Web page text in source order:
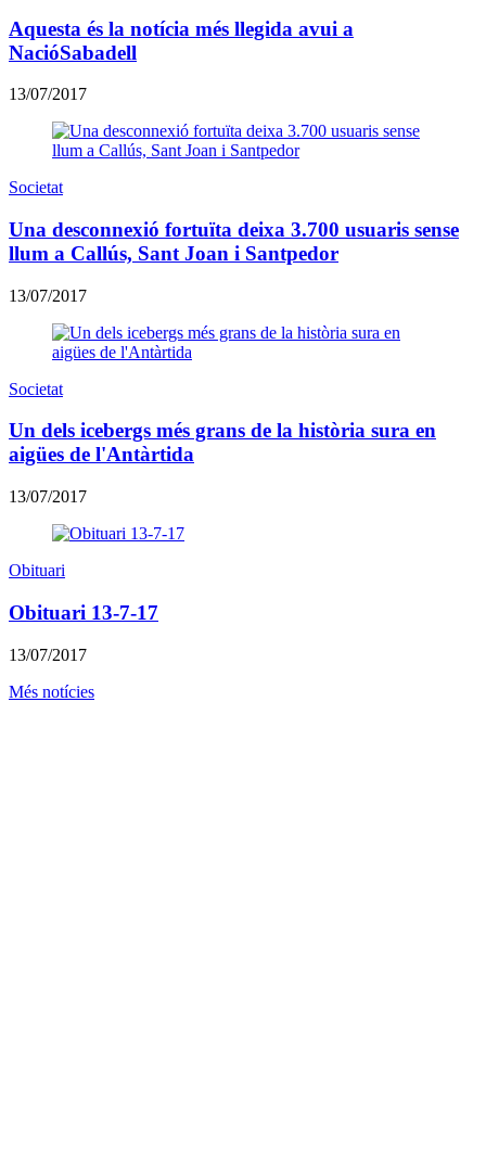
Aquesta és la notícia més llegida avui a
NacióSabadell
13/07/2017
Societat
Una desconnexió fortuïta deixa 3.700 usuaris sense
llum a Callús, Sant Joan i Santpedor
13/07/2017
Societat
Un dels icebergs més grans de la història sura en
aigües de l'Antàrtida
13/07/2017
Obituari
Obituari 13-7-17
13/07/2017
Més notícies